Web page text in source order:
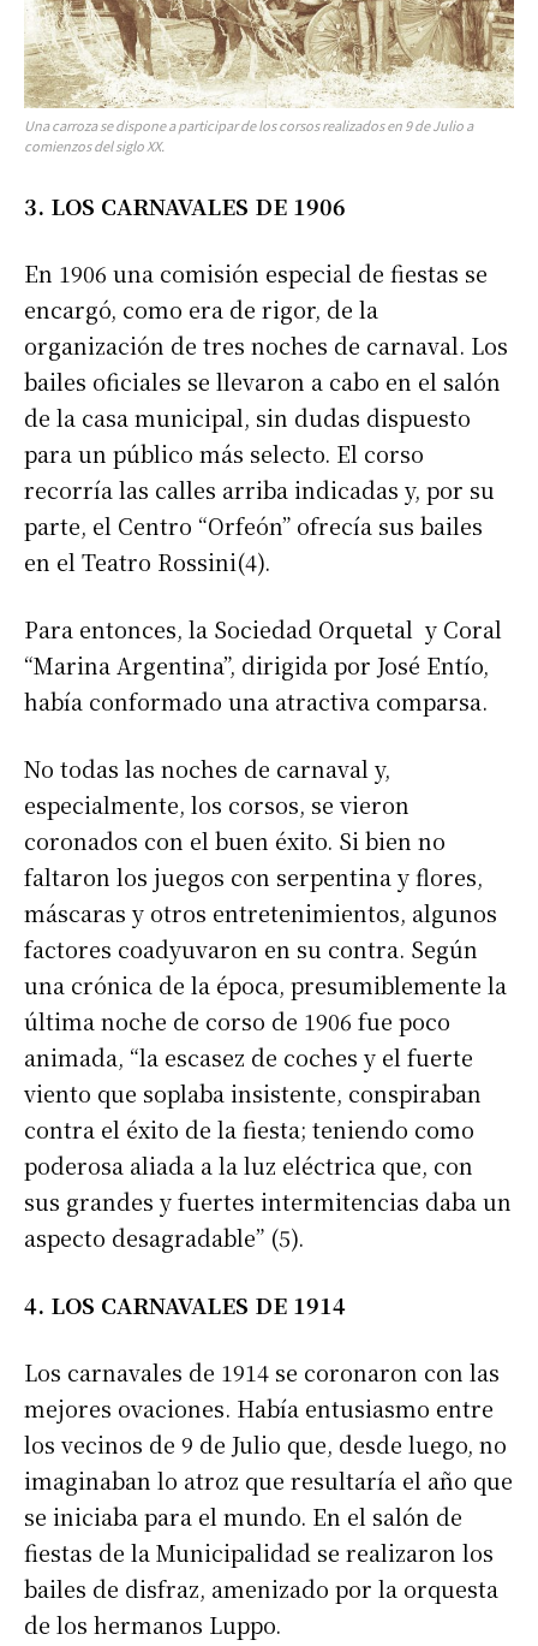
Una carroza se dispone a participar de los corsos realizados en 9 de Julio a
comienzos del siglo XX.
3. LOS CARNAVALES DE 1906
En 1906 una comisión especial de fiestas se
encargó, como era de rigor, de la
organización de tres noches de carnaval. Los
bailes oficiales se llevaron a cabo en el salón
de la casa municipal, sin dudas dispuesto
para un público más selecto. El corso
recorría las calles arriba indicadas y, por su
parte, el Centro “Orfeón” ofrecía sus bailes
en el Teatro Rossini(4).
Para entonces, la Sociedad Orquetal y Coral
“Marina Argentina”, dirigida por José Entío,
había conformado una atractiva comparsa.
No todas las noches de carnaval y,
especialmente, los corsos, se vieron
coronados con el buen éxito. Si bien no
faltaron los juegos con serpentina y flores,
máscaras y otros entretenimientos, algunos
factores coadyuvaron en su contra. Según
una crónica de la época, presumiblemente la
última noche de corso de 1906 fue poco
animada, “la escasez de coches y el fuerte
viento que soplaba insistente, conspiraban
contra el éxito de la fiesta; teniendo como
poderosa aliada a la luz eléctrica que, con
sus grandes y fuertes intermitencias daba un
aspecto desagradable” (5).
4. LOS CARNAVALES DE 1914
Los carnavales de 1914 se coronaron con las
mejores ovaciones. Había entusiasmo entre
los vecinos de 9 de Julio que, desde luego, no
imaginaban lo atroz que resultaría el año que
se iniciaba para el mundo. En el salón de
fiestas de la Municipalidad se realizaron los
bailes de disfraz, amenizado por la orquesta
de los hermanos Luppo.